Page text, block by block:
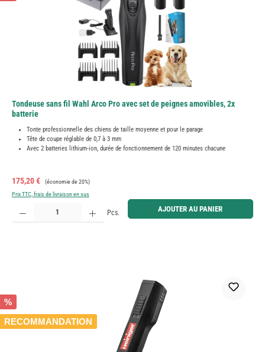
Tondeuse sans fil Wahl Arco Pro avec set de peignes amovibles, 2x
batterie
Tonte professionnelle des chiens de taille moyenne et pour le parage
Tête de coupe réglable de 0,7 à 3 mm
Avec 2 batteries lithium-ion, durée de fonctionnement de 120 minutes chacune
Prix de vente :
175,20 € Prix régulier :
(économie de 20%)
Prix TTC, frais de livraison en sus
Quantité de produit : Entrez la quantité souhaitée ou utilisez les boutons pour augmenter ou
Pcs. AJOUTER AU PANIER
%
RECOMMANDATION